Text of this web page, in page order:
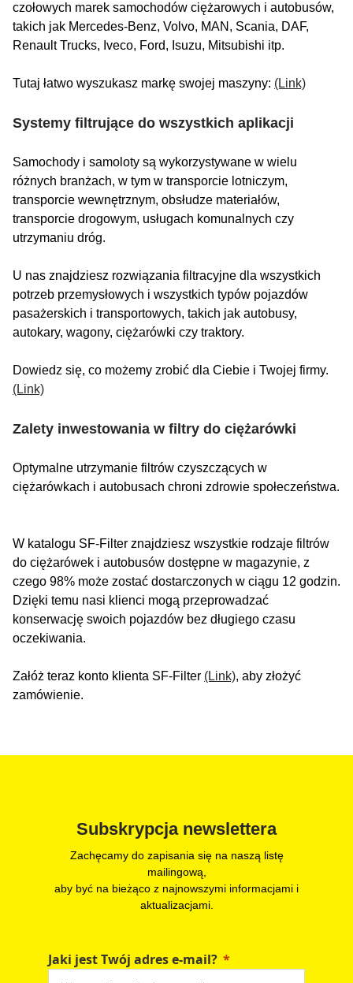
czołowych marek samochodów ciężarowych i autobusów,
takich jak Mercedes-Benz, Volvo, MAN, Scania, DAF,
Renault Trucks, Iveco, Ford, Isuzu, Mitsubishi itp.
Tutaj łatwo wyszukasz markę swojej maszyny: (Link)
Systemy filtrujące do wszystkich aplikacji
Samochody i samoloty są wykorzystywane w wielu
różnych branżach, w tym w transporcie lotniczym,
transporcie wewnętrznym, obsłudze materiałów,
transporcie drogowym, usługach komunalnych czy
utrzymaniu dróg.
U nas znajdziesz rozwiązania filtracyjne dla wszystkich
potrzeb przemysłowych i wszystkich typów pojazdów
pasażerskich i transportowych, takich jak autobusy,
autokary, wagony, ciężarówki czy traktory.
Dowiedz się, co możemy zrobić dla Ciebie i Twojej firmy.
(Link)
Zalety inwestowania w filtry do ciężarówki
Optymalne utrzymanie filtrów czyszczących w
ciężarówkach i autobusach chroni zdrowie społeczeństwa.
W katalogu SF-Filter znajdziesz wszystkie rodzaje filtrów
do ciężarówek i autobusów dostępne w magazynie, z
czego 98% może zostać dostarczonych w ciągu 12 godzin.
Dzięki temu nasi klienci mogą przeprowadzać
konserwację swoich pojazdów bez długiego czasu
oczekiwania.
Załóż teraz konto klienta SF-Filter (Link), aby złożyć
zamówienie.
Subskrypcja newslettera
Zachęcamy do zapisania się na naszą listę
mailingową,
aby być na bieżąco z najnowszymi informacjami i
aktualizacjami.
Jaki jest Twój adres e-mail?